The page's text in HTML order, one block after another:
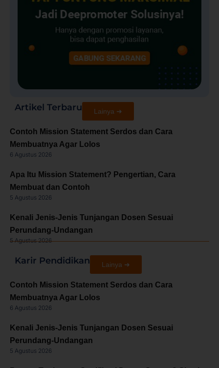
Artikel Terbaru Lainya ➜
Contoh Mission Statement Serdos dan Cara
Membuatnya Agar Lolos
6 Agustus 2026
Apa Itu Mission Statement? Pengertian, Cara
Membuat dan Contoh
5 Agustus 2026
Kenali Jenis-Jenis Tunjangan Dosen Sesuai
Perundang-Undangan
5 Agustus 2026
Karir Pendidikan Lainya ➜
Contoh Mission Statement Serdos dan Cara
Membuatnya Agar Lolos
6 Agustus 2026
Kenali Jenis-Jenis Tunjangan Dosen Sesuai
Perundang-Undangan
5 Agustus 2026